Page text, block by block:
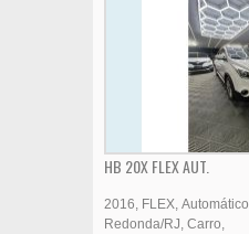
HB 20X FLEX AUT.
2016 FLEX Automático
Redonda/RJ Carro